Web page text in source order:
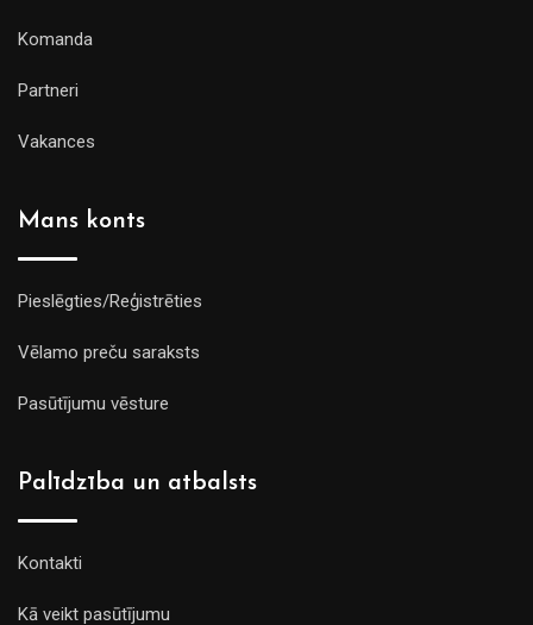
Komanda
Partneri
Vakances
Mans konts
Pieslēgties/Reģistrēties
Vēlamo preču saraksts
Pasūtījumu vēsture
Palīdzība un atbalsts
Kontakti
Kā veikt pasūtījumu